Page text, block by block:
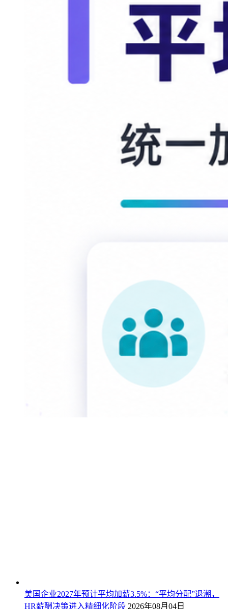
美国企业2027年预计平均加薪3.5%：“平均分配”退潮，
HR薪酬决策进入精细化阶段 2026年08月04日